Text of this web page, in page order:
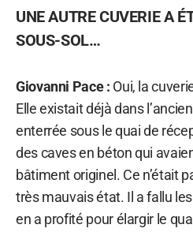
UNE AUTRE CUVERIE A
SOUS-SOL…
Giovanni Pace : Oui, la
Elle existait déjà dans
enterrée sous le quai de
des caves en béton qui
bâtiment originel. Ce n’était
très mauvais état. Il a fallu
en a profité pour élargir le